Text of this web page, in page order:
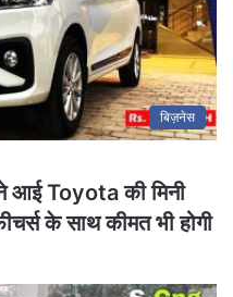
बिज़नेस
आई Toyota की मिनी
के साथ कीमत भी होगी